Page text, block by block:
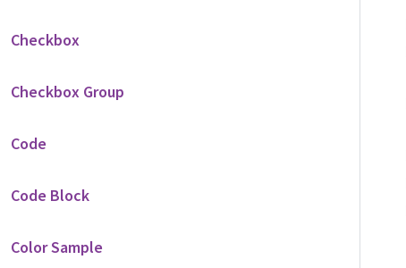
Checkbox
Checkbox Group
Code
Code Block
Color Sample